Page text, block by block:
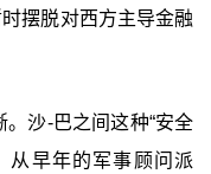
摆脱对西方主导金融
沙-巴之间这种“安全
从早年的军事顾问派